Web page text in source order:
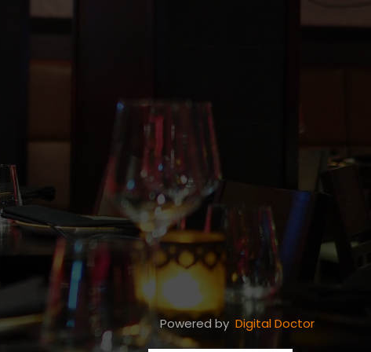
Powered by Digital Doctor